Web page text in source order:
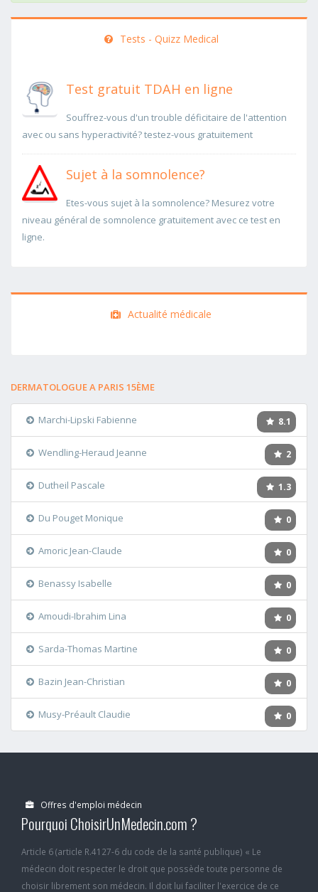
Tests - Quizz Medical
Test gratuit TDAH en ligne
Souffrez-vous d'un trouble déficitaire de l'attention
avec ou sans hyperactivité? testez-vous gratuitement
Sujet à la somnolence?
Etes-vous sujet à la somnolence? Mesurez votre
niveau général de somnolence gratuitement avec ce test en
ligne.
Actualité médicale
DERMATOLOGUE A PARIS 15ÈME
8.1
Marchi-Lipski Fabienne
2
Wendling-Heraud Jeanne
1.3
Dutheil Pascale
0
Du Pouget Monique
0
Amoric Jean-Claude
0
Benassy Isabelle
0
Amoudi-Ibrahim Lina
0
Sarda-Thomas Martine
0
Bazin Jean-Christian
0
Musy-Préault Claudie
Offres d'emploi médecin
Pourquoi ChoisirUnMedecin.com ?
Article 6 (article R.4127-6 du code de la santé publique) « Le
médecin doit respecter le droit que possède toute personne de
choisir librement son médecin. Il doit lui faciliter l'exercice de ce